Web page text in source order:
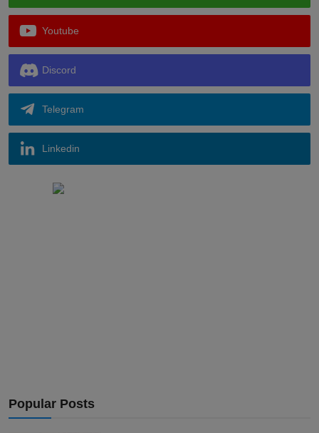
Youtube
Discord
Telegram
Linkedin
Popular Posts